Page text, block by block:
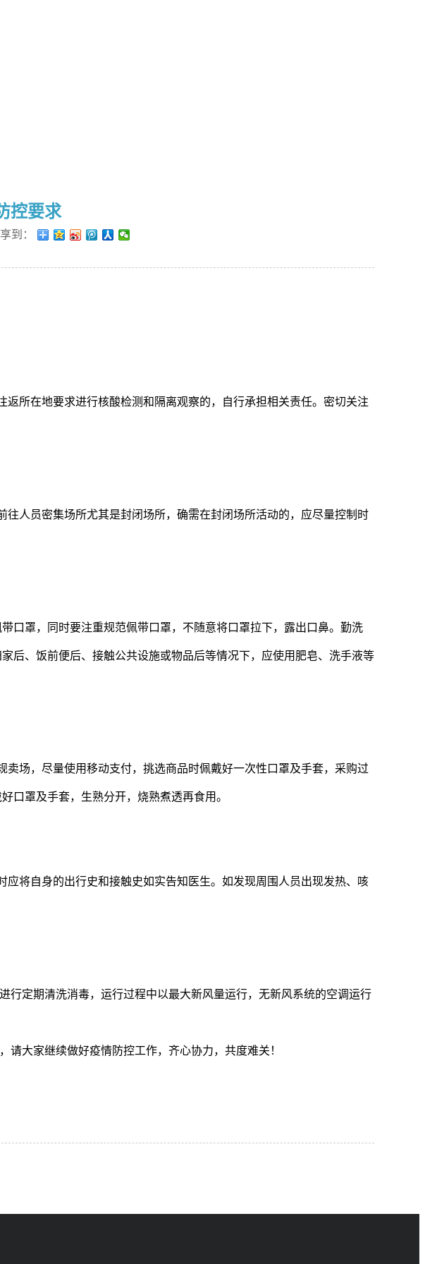
控要求
到：
所在地要求进行核酸检测和隔离观察的，自行承担相关责任。密切关注
人员密集场所尤其是封闭场所，确需在封闭场所活动的，应尽量控制时
罩，同时要注重规范佩带口罩，不随意将口罩拉下，露出口鼻。勤洗
后、饭前便后、接触公共设施或物品后等情况下，应使用肥皂、洗手液等
场，尽量使用移动支付，挑选商品时佩戴好一次性口罩及手套，采购过
口罩及手套，生熟分开，烧熟煮透再食用。
将自身的出行史和接触史如实告知医生。如发现周围人员出现发热、咳
定期清洗消毒，运行过程中以最大新风量运行，无新风系统的空调运行
大家继续做好疫情防控工作，齐心协力，共度难关！